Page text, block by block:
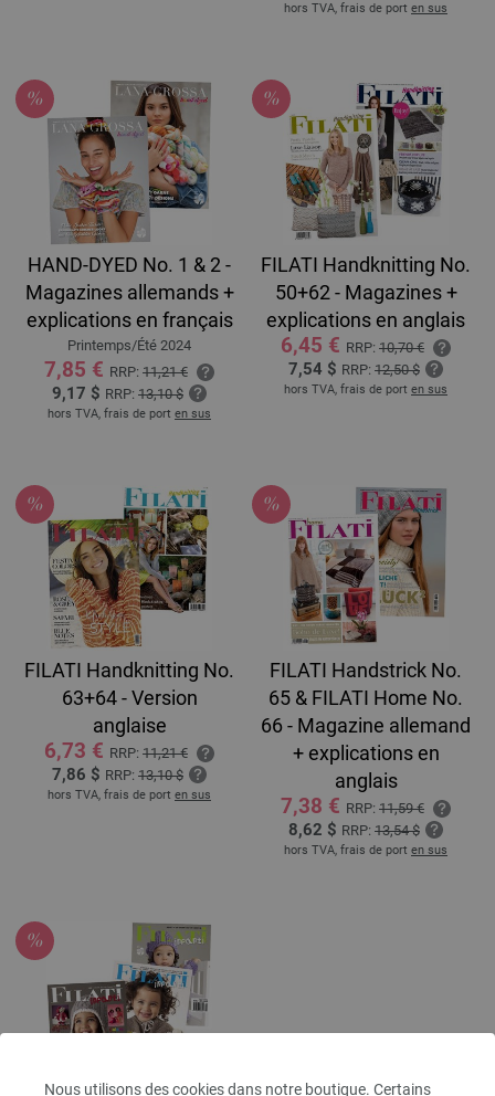
Nous utilisons des cookies dans notre boutique. Certains
hors TVA, frais de port en sus
HAND-DYED No. 1 & 2 -
Magazines allemands +
explications en français
Printemps/Été 2024
7,85 € RRP: 11,21 €
9,17 $ RRP: 13,10 $
hors TVA, frais de port en sus
FILATI Handknitting No.
50+62 - Magazines +
explications en anglais
6,45 € RRP: 10,70 €
7,54 $ RRP: 12,50 $
hors TVA, frais de port en sus
FILATI Handknitting No.
63+64 - Version
anglaise
6,73 € RRP: 11,21 €
7,86 $ RRP: 13,10 $
hors TVA, frais de port en sus
FILATI Handstrick No.
65 & FILATI Home No.
66 - Magazine allemand
+ explications en
anglais
7,38 € RRP: 11,59 €
8,62 $ RRP: 13,54 $
hors TVA, frais de port en sus